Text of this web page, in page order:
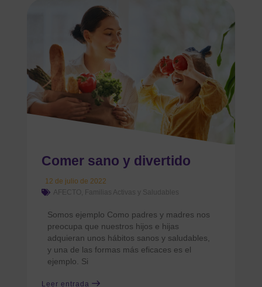
Comer sano y divertido
12 de julio de 2022
AFECTO
Familias Activas y Saludables
Somos ejemplo Como padres y madres nos
preocupa que nuestros hijos e hijas
adquieran unos hábitos sanos y saludables,
y una de las formas más eficaces es el
ejemplo. Si
Leer entrada